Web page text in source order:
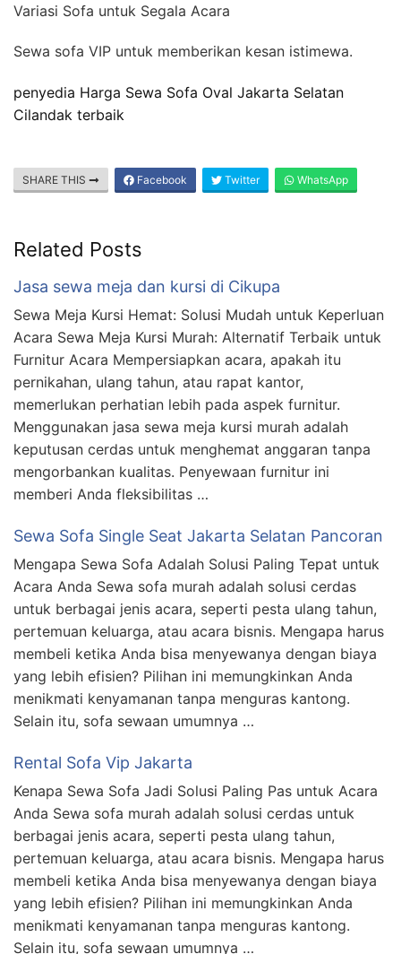
Variasi Sofa untuk Segala Acara
Sewa sofa VIP untuk memberikan kesan istimewa.
penyedia Harga Sewa Sofa Oval Jakarta Selatan
Cilandak terbaik
SHARE THIS Facebook Twitter WhatsApp
Related Posts
Jasa sewa meja dan kursi di Cikupa
Sewa Meja Kursi Hemat: Solusi Mudah untuk Keperluan
Acara Sewa Meja Kursi Murah: Alternatif Terbaik untuk
Furnitur Acara Mempersiapkan acara, apakah itu
pernikahan, ulang tahun, atau rapat kantor,
memerlukan perhatian lebih pada aspek furnitur.
Menggunakan jasa sewa meja kursi murah adalah
keputusan cerdas untuk menghemat anggaran tanpa
mengorbankan kualitas. Penyewaan furnitur ini
memberi Anda fleksibilitas …
Sewa Sofa Single Seat Jakarta Selatan Pancoran
Mengapa Sewa Sofa Adalah Solusi Paling Tepat untuk
Acara Anda Sewa sofa murah adalah solusi cerdas
untuk berbagai jenis acara, seperti pesta ulang tahun,
pertemuan keluarga, atau acara bisnis. Mengapa harus
membeli ketika Anda bisa menyewanya dengan biaya
yang lebih efisien? Pilihan ini memungkinkan Anda
menikmati kenyamanan tanpa menguras kantong.
Selain itu, sofa sewaan umumnya …
Rental Sofa Vip Jakarta
Kenapa Sewa Sofa Jadi Solusi Paling Pas untuk Acara
Anda Sewa sofa murah adalah solusi cerdas untuk
berbagai jenis acara, seperti pesta ulang tahun,
pertemuan keluarga, atau acara bisnis. Mengapa harus
membeli ketika Anda bisa menyewanya dengan biaya
yang lebih efisien? Pilihan ini memungkinkan Anda
menikmati kenyamanan tanpa menguras kantong.
Selain itu, sofa sewaan umumnya …